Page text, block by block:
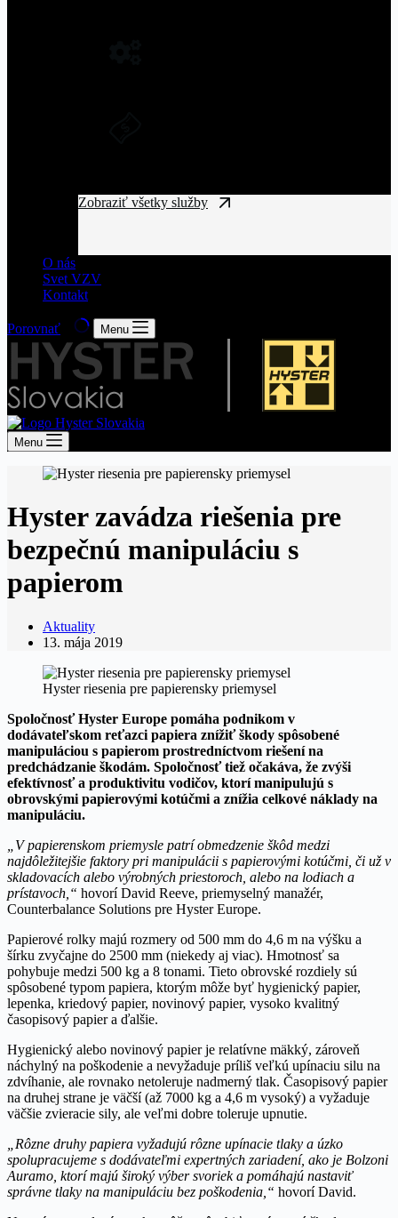
Zobraziť všetky služby
O nás
Svet VZV
Kontakt
Porovnať Menu
Menu
Hyster zavádza riešenia pre
bezpečnú manipuláciu s
papierom
Aktuality
13. mája 2019
Hyster riesenia pre papierensky priemysel
Spoločnosť Hyster Europe pomáha podnikom v
dodávateľskom reťazci papiera znížiť škody spôsobené
manipuláciou s papierom prostredníctvom riešení na
predchádzanie škodám. Spoločnosť tiež očakáva, že zvýši
efektívnosť a produktivitu vodičov, ktorí manipulujú s
obrovskými papierovými kotúčmi a znížia celkové náklady na
manipuláciu.
„V papierenskom priemysle patrí obmedzenie škôd medzi
najdôležitejšie faktory pri manipulácii s papierovými kotúčmi, či už v
skladovacích alebo výrobných priestoroch, alebo na lodiach a
prístavoch,“ hovorí David Reeve, priemyselný manažér,
Counterbalance Solutions pre Hyster Europe.
Papierové rolky majú rozmery od 500 mm do 4,6 m na výšku a
šírku zvyčajne do 2500 mm (niekedy aj viac). Hmotnosť sa
pohybuje medzi 500 kg a 8 tonami. Tieto obrovské rozdiely sú
spôsobené typom papiera, ktorým môže byť hygienický papier,
lepenka, kriedový papier, novinový papier, vysoko kvalitný
časopisový papier a ďalšie.
Hygienický alebo novinový papier je relatívne mäkký, zároveň
náchylný na poškodenie a nevyžaduje príliš veľkú upínaciu silu na
zdvíhanie, ale rovnako netoleruje nadmerný tlak. Časopisový papier
na druhej strane je väčší (až 7000 kg a 4,6 m vysoký) a vyžaduje
väčšie zvieracie sily, ale veľmi dobre toleruje upnutie.
„Rôzne druhy papiera vyžadujú rôzne upínacie tlaky a úzko
spolupracujeme s dodávateľmi expertných zariadení, ako je Bolzoni
Auramo, ktorí majú široký výber svoriek a pomáhajú nastaviť
správne tlaky na manipuláciu bez poškodenia,“ hovorí David.